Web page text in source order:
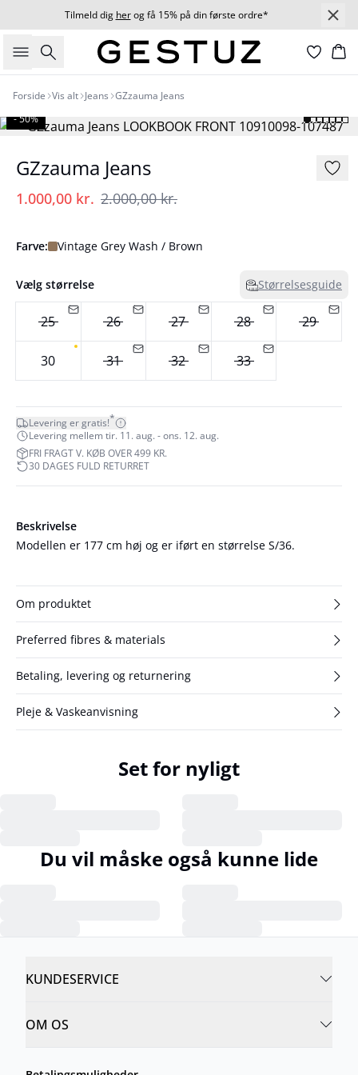
Tilmeld dig herog få 15% på din første ordre*
Søg
Forside Vis alt Jeans GZzauma Jeans
- 50%
GZzauma Jeans
1.000,00 kr. 2.000,00 kr.
Farve: Vintage Grey Wash / Brown
Vælg størrelse Størrelsesguide
25 26 27 28 29
30 31 32 33
Levering er gratis!*
Levering mellem tir. 11. aug. - ons. 12. aug.
FRI FRAGT V. KØB OVER 499 KR.
30 DAGES FULD RETURRET
Beskrivelse
Modellen er 177 cm høj og er iført en størrelse S/36.
Om produktet
Preferred fibres & materials
Betaling, levering og returnering
Pleje & Vaskeanvisning
Set for nyligt
Du vil måske også kunne lide
KUNDESERVICE
OM OS